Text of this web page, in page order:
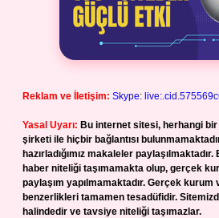
Reklam ve İletişim: Skype:
Yasal Uyarı: Bu internet sitesi, herhangi
şirketi ile hiçbir bağlantısı
hazırladığımız makaleler
haber niteliği taşımamakta olup, gerçek
paylaşım yapılmamaktadır. Gerçek
benzerlikleri tamamen tesadüfidir.
halindedir ve tavsiye niteliği taşımazlar.